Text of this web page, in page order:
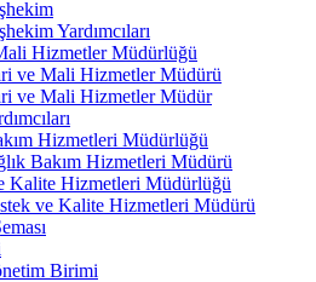
Yardımcıları
Hizmetler Müdürlüğü
ve Mali Hizmetler Müdürü
ve Mali Hizmetler Müdür
Hizmetleri Müdürlüğü
Bakım Hizmetleri Müdürü
Kalite Hizmetleri Müdürlüğü
ve Kalite Hizmetleri Müdürü
Birimi